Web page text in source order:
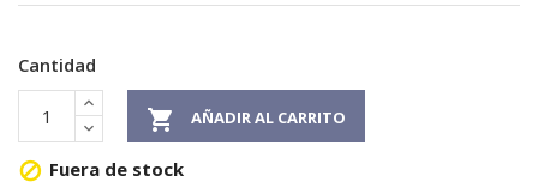
Cantidad
 AÑADIR AL CARRITO
 Fuera de stock